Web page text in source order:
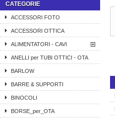
CATEGORIE
ACCESSORI FOTO
ACCESSORI OTTICA
ALIMENTATORI - CAVI
ANELLI per TUBI OTTICI - OTA
BARLOW
BARRE & SUPPORTI
BINOCOLI
BORSE_per_OTA